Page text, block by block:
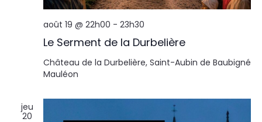
Le Serment de la Durbelière
août 19 @ 22h00 - 23h30
Château de la Durbelière, Saint-Aubin de Baubigné
Mauléon
jeu
20